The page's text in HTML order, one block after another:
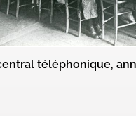
téléphonique,